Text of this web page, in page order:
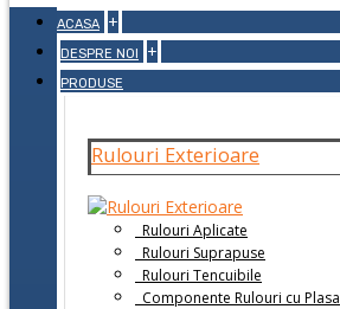
ACASA +
DESPRE NOI +
PRODUSE
Rulouri Exterioare
Rulouri Aplicate
Rulouri Suprapuse
Rulouri Tencuibile
Componente Rulouri cu Plasa